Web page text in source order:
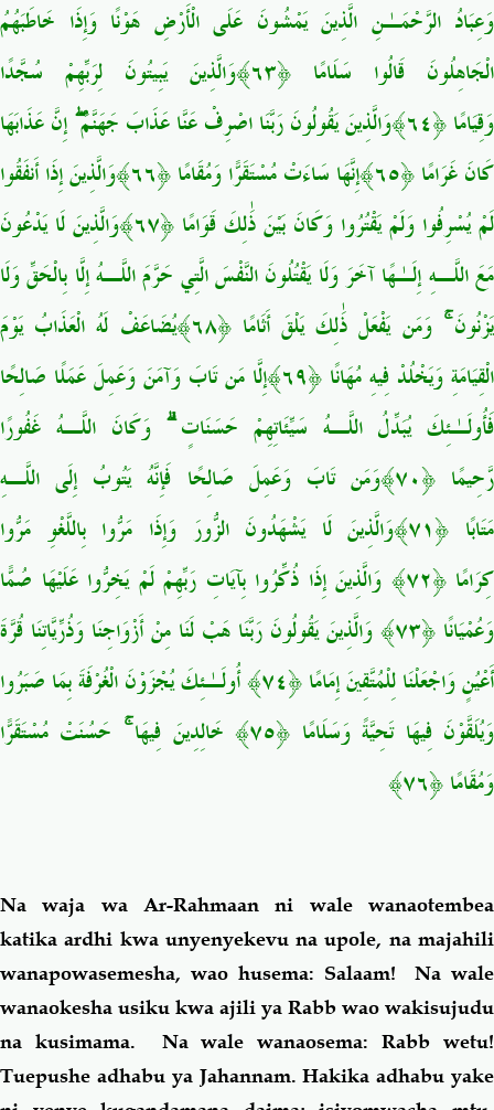
وَعِبَادُ الرَّحْمَـٰنِ الَّذِينَ يَمْشُونَ عَلَى الْأَرْضِ هَوْنًا وَإِذَا خَاطَبَهُمُ
الْجَاهِلُونَ قَالُوا سَلَامًا ﴿٦٣﴾وَالَّذِينَ يَبِيتُونَ لِرَبِّهِمْ سُجَّدًا
وَقِيَامًا ﴿٦٤﴾وَالَّذِينَ يَقُولُونَ رَبَّنَا اصْرِفْ عَنَّا عَذَابَ جَهَنَّمَ ۖ إِنَّ عَذَابَهَا
كَانَ غَرَامًا ﴿٦٥﴾إِنَّهَا سَاءَتْ مُسْتَقَرًّا وَمُقَامًا ﴿٦٦﴾وَالَّذِينَ إِذَا أَنفَقُوا
لَمْ يُسْرِفُوا وَلَمْ يَقْتُرُوا وَكَانَ بَيْنَ ذَٰلِكَ قَوَامًا ﴿٦٧﴾وَالَّذِينَ لَا يَدْعُونَ
مَعَ اللَّـهِ إِلَـٰهًا آخَرَ وَلَا يَقْتُلُونَ النَّفْسَ الَّتِي حَرَّمَ اللَّـهُ إِلَّا بِالْحَقِّ وَلَا
يَزْنُونَ ۚ وَمَن يَفْعَلْ ذَٰلِكَ يَلْقَ أَثَامًا ﴿٦٨﴾يُضَاعَفْ لَهُ الْعَذَابُ يَوْمَ
الْقِيَامَةِ وَيَخْلُدْ فِيهِ مُهَانًا ﴿٦٩﴾إِلَّا مَن تَابَ وَآمَنَ وَعَمِلَ عَمَلًا صَالِحًا
فَأُولَـٰئِكَ يُبَدِّلُ اللَّـهُ سَيِّئَاتِهِمْ حَسَنَاتٍ ۗ وَكَانَ اللَّـهُ غَفُورًا
رَّحِيمًا ﴿٧٠﴾وَمَن تَابَ وَعَمِلَ صَالِحًا فَإِنَّهُ يَتُوبُ إِلَى اللَّـهِ
مَتَابًا ﴿٧١﴾وَالَّذِينَ لَا يَشْهَدُونَ الزُّورَ وَإِذَا مَرُّوا بِاللَّغْوِ مَرُّوا
كِرَامًا ﴿٧٢﴾ وَالَّذِينَ إِذَا ذُكِّرُوا بِآيَاتِ رَبِّهِمْ لَمْ يَخِرُّوا عَلَيْهَا صُمًّا
وَعُمْيَانًا ﴿٧٣﴾ وَالَّذِينَ يَقُولُونَ رَبَّنَا هَبْ لَنَا مِنْ أَزْوَاجِنَا وَذُرِّيَّاتِنَا قُرَّةَ
أَعْيُنٍ وَاجْعَلْنَا لِلْمُتَّقِينَ إِمَامًا ﴿٧٤﴾
أُولَـٰئِكَ يُجْزَوْنَ الْغُرْفَةَ بِمَا صَبَرُوا
وَيُلَقَّوْنَ فِيهَا تَحِيَّةً وَسَلَامًا ﴿٧٥﴾ خَالِدِينَ فِيهَا ۚ حَسُنَتْ مُسْتَقَرًّا
وَمُقَامًا ﴿٧٦﴾
Na waja wa Ar-Rahmaan ni wale wanaotembea
katika ardhi kwa unyenyekevu na upole, na majahili
wanapowasemesha, wao husema: Salaam! Na wale
wanaokesha usiku kwa ajili ya Rabb wao wakisujudu
na kusimama. Na wale wanaosema: Rabb wetu!
Tuepushe adhabu ya Jahannam. Hakika adhabu yake